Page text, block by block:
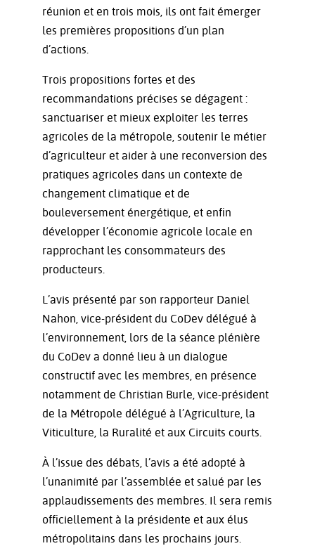
réunion et en trois mois, ils ont fait émerger
les premières propositions d’un plan
d’actions.
Trois propositions fortes et des
recommandations précises se dégagent :
sanctuariser et mieux exploiter les terres
agricoles de la métropole, soutenir le métier
d’agriculteur et aider à une reconversion des
pratiques agricoles dans un contexte de
changement climatique et de
bouleversement énergétique, et enfin
développer l’économie agricole locale en
rapprochant les consommateurs des
producteurs.
L’avis présenté par son rapporteur Daniel
Nahon, vice-président du CoDev délégué à
l’environnement, lors de la séance plénière
du CoDev a donné lieu à un dialogue
constructif avec les membres, en présence
notamment de Christian Burle, vice-président
de la Métropole délégué à l’Agriculture, la
Viticulture, la Ruralité et aux Circuits courts.
À l’issue des débats, l’avis a été adopté à
l’unanimité par l’assemblée et salué par les
applaudissements des membres. Il sera remis
officiellement à la présidente et aux élus
métropolitains dans les prochains jours.